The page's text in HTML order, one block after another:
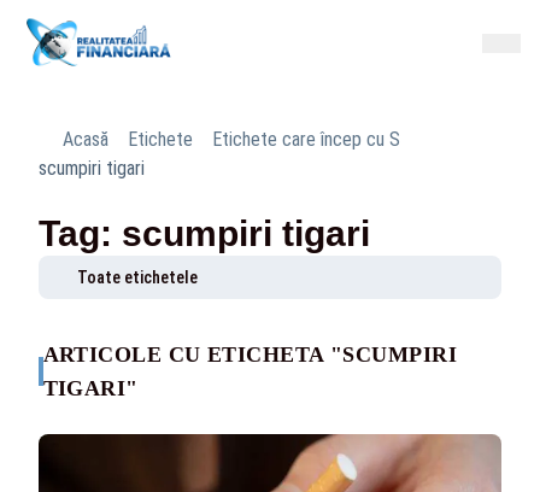
Acasă Etichete
Etichete care încep cu S
scumpiri tigari
Tag: scumpiri tigari
Toate etichetele
ARTICOLE CU ETICHETA "SCUMPIRI
TIGARI"